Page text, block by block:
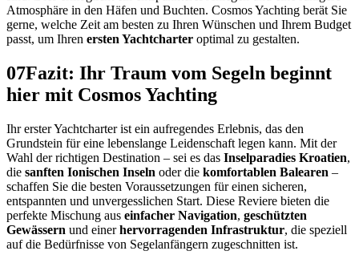
Atmosphäre in den Häfen und Buchten. Cosmos Yachting berät Sie
gerne, welche Zeit am besten zu Ihren Wünschen und Ihrem Budget
passt, um Ihren ersten Yachtcharter optimal zu gestalten.
07Fazit: Ihr Traum vom Segeln beginnt
hier mit Cosmos Yachting
Ihr erster Yachtcharter ist ein aufregendes Erlebnis, das den
Grundstein für eine lebenslange Leidenschaft legen kann. Mit der
Wahl der richtigen Destination – sei es das Inselparadies Kroatien,
die sanften Ionischen Inseln oder die komfortablen Balearen –
schaffen Sie die besten Voraussetzungen für einen sicheren,
entspannten und unvergesslichen Start. Diese Reviere bieten die
perfekte Mischung aus einfacher Navigation, geschützten
Gewässern und einerhervorragenden Infrastruktur, die speziell
auf die Bedürfnisse von Segelanfängern zugeschnitten ist.